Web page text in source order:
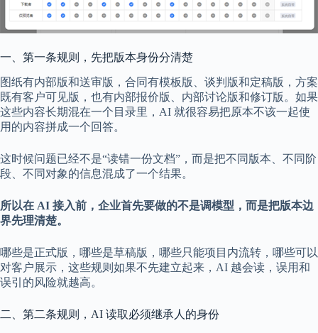
一、第一条规则，先把版本身份分清楚
图纸有内部版和送审版，合同有模板版、谈判版和定稿版，方案
既有客户可见版，也有内部报价版、内部讨论版和修订版。如果
这些内容长期混在一个目录里，AI 就很容易把原本不该一起使
用的内容拼成一个回答。
这时候问题已经不是“读错一份文档”，而是把不同版本、不同阶
段、不同对象的信息混成了一个结果。
所以在 AI 接入前，企业首先要做的不是调模型，而是把版本边
界先理清楚。
哪些是正式版，哪些是草稿版，哪些只能项目内流转，哪些可以
对客户展示，这些规则如果不先建立起来，AI 越会读，误用和
误引的风险就越高。
二、第二条规则，AI 读取必须继承人的身份